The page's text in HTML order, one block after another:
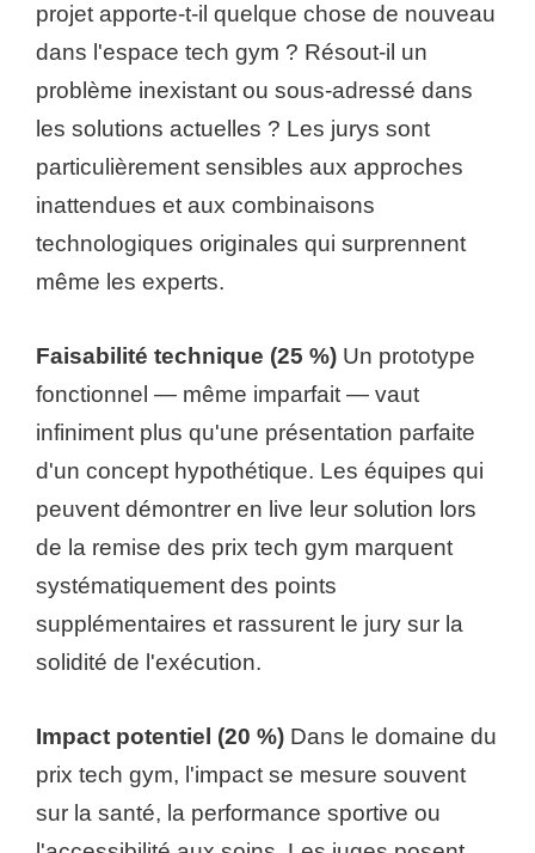
projet apporte-t-il quelque chose de nouveau
dans l'espace tech gym ? Résout-il un
problème inexistant ou sous-adressé dans
les solutions actuelles ? Les jurys sont
particulièrement sensibles aux approches
inattendues et aux combinaisons
technologiques originales qui surprennent
même les experts.
Faisabilité technique (25 %) Un prototype
fonctionnel — même imparfait — vaut
infiniment plus qu'une présentation parfaite
d'un concept hypothétique. Les équipes qui
peuvent démontrer en live leur solution lors
de la remise des prix tech gym marquent
systématiquement des points
supplémentaires et rassurent le jury sur la
solidité de l'exécution.
Impact potentiel (20 %) Dans le domaine du
prix tech gym, l'impact se mesure souvent
sur la santé, la performance sportive ou